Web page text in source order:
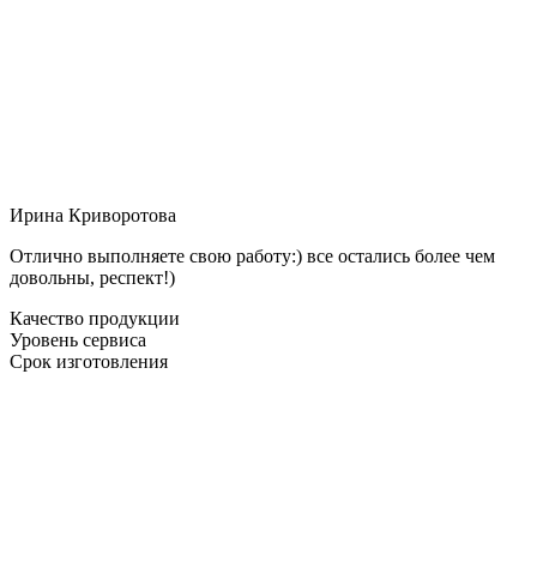
Ирина Криворотова
Отлично выполняете свою работу:) все остались более чем
довольны, респект!)
Качество продукции
Уровень сервиса
Срок изготовления